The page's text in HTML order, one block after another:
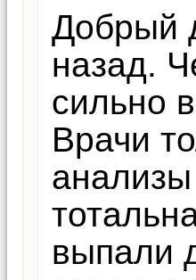
Добрый
назад.
сильно
Врачи
выпали